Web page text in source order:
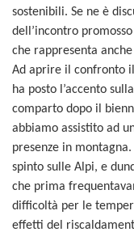
sostenibili. Se ne è
dell’incontro
che rappresenta
Ad aprire il confronto
ha posto l’accento
comparto dopo il
abbiamo assistito ad
presenze in
spinto sulle Alpi, e
che prima
difficoltà per le
effetti del